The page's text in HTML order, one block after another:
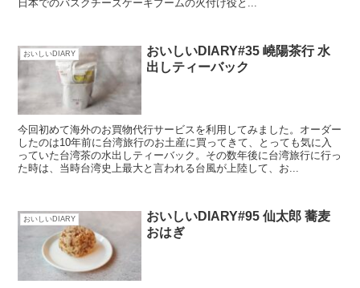
日本でのバスクチーズケーキブームの火付け役と...
おいしいDIARY
おいしいDIARY#35 嶢陽茶行 水
出しティーバック
今回初めて海外のお買物代行サービスを利用してみました。オーダー
したのは10年前に台湾旅行のお土産に買ってきて、とっても気に入
っていた台湾茶の水出しティーバック。その数年後に台湾旅行に行っ
た時は、当時台湾史上最大と言われる台風が上陸して、お...
おいしいDIARY
おいしいDIARY#95 仙太郎 蕎麦
おはぎ